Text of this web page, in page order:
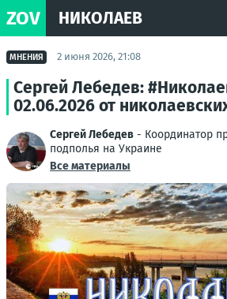
ZOV НИКОЛАЕВ
МНЕНИЯ 2 июня 2026, 21:08
Сергей Лебедев:
02.06.2026 от
Сергей Лебедев - Координатор
подполья на Украине
Все материалы